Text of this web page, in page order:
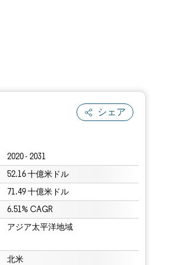
シェア
2020 - 2031
52.16 十億米ドル
71.49 十億米ドル
6.51% CAGR
アジア太平洋地域
北米